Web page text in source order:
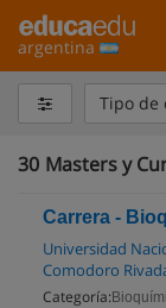
argentina
Tipo de
30 Masters y
Carrera -
Universidad
Comodoro
Categoría: